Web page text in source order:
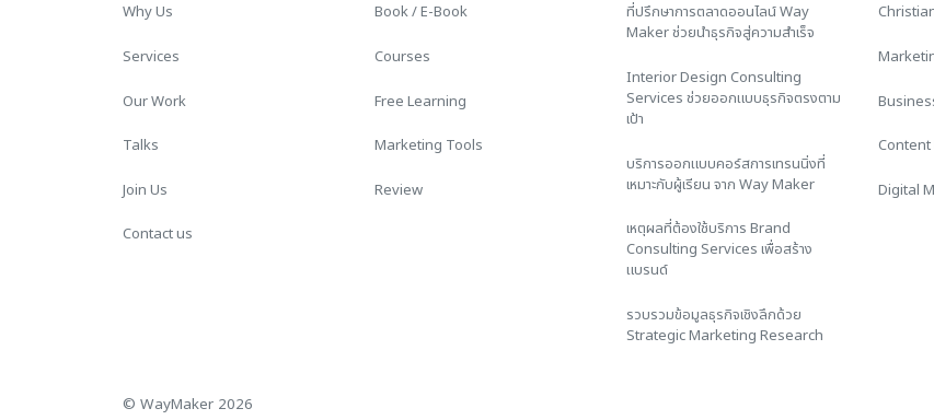
Why Us
Services
Our Work
Talks
Join Us
Contact us
Book / E-Book
Courses
Free Learning
Marketing Tools
Review
ที่ปรึกษาการตลาดออนไลน์ Way
Maker ช่วยนำธุรกิจสู่ความสำเร็จ
Interior Design Consulting
Services ช่วยออกแบบธุรกิจตรงตาม
เป้า
บริการออกแบบคอร์สการเทรนนิ่งที่
เหมาะกับผู้เรียน จาก Way Maker
เหตุผลที่ต้องใช้บริการ Brand
Consulting Services เพื่อสร้าง
แบรนด์
รวบรวมข้อมูลธุรกิจเชิงลึกด้วย
Strategic Marketing Research
Digital
© WayMaker 2026